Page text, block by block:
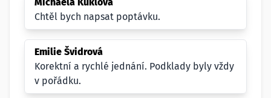
Chtěl bych napsat poptávku.
Emilie Švidrová
Korektní a rychlé jednání. Podklady byly vždy
v pořádku.